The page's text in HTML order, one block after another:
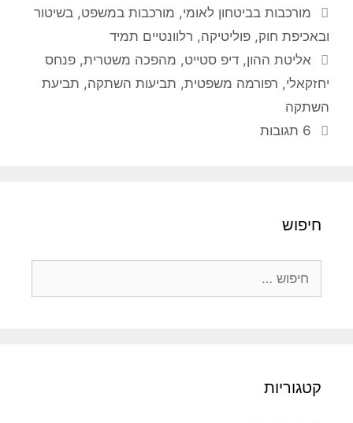
קטגוריות
מורכבות בביטחון לאומי, מורכבות במשפט, בשיטור
ובאכיפת חוק, פוליטיקה, רלוונטיים תמיד
תגיות
אליטת ההון,דיפ סטייט, מהפכה משטרית,פנחס
יחזקאלי, רפורמה משפטית, תביעות השתקה, תביעת
השתקה
6 תגובות
חיפוש
קטגוריות